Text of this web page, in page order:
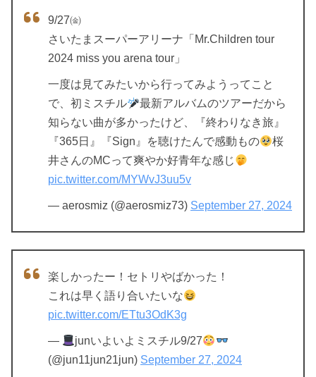
9/27㈮
さいたまスーパーアリーナ「Mr.Children tour
2024 miss you arena tour」
一度は見てみたいから行ってみようってこと
で、初ミスチル
最新アルバムのツアーだから
知らない曲が多かったけど、『終わりなき旅』
『365日』『Sign』を聴けたんで感動もの
桜
井さんのMCって爽やか好青年な感じ
pic.twitter.com/MYWvJ3uu5v
— aerosmiz (@aerosmiz73) September 27, 2024
楽しかったー！セトリやばかった！
これは早く語り合いたいな
pic.twitter.com/ETtu3OdK3g
—
junいよいよミスチル9/27
(@jun11jun21jun) September 27, 2024